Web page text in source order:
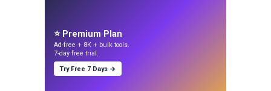
⭐ Premium Plan
Ad-free + 8K + bulk tools.
7-day free trial.
Try Free 7 Days →